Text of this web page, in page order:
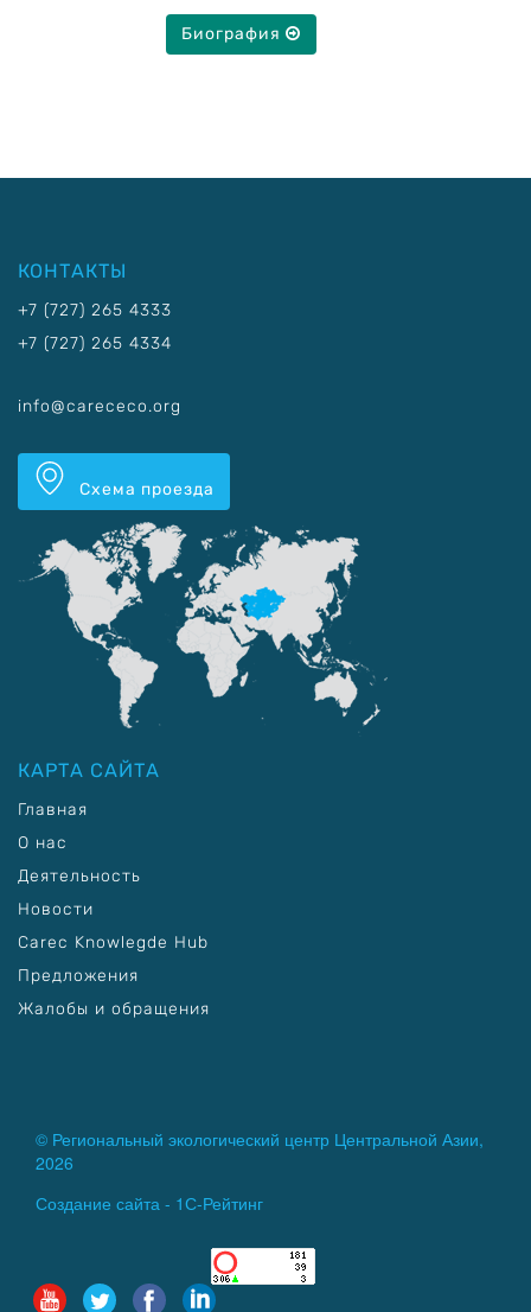
Биография
КОНТАКТЫ
+7 (727) 265 4333
+7 (727) 265 4334
info@carececo.org
Схема проезда
КАРТА САЙТА
Главная
О нас
Деятельность
Новости
Carec Knowlegde Hub
Предложения
Жалобы и обращения
© Региональный экологический центр Центральной Азии,
2026
Создание сайта - 1С-Рейтинг